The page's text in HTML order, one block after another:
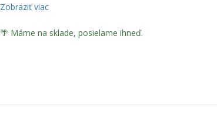
Zobraziť viac
🌴 Máme na sklade, posielame ihneď.